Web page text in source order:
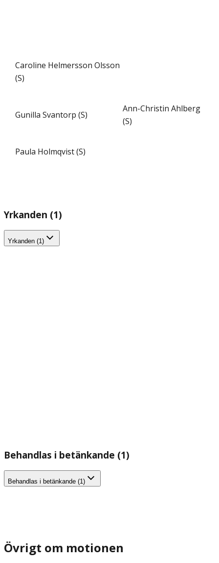
Caroline Helmersson Olsson
(S)
Gunilla Svantorp (S)
Ann-Christin Ahlberg
(S)
Paula Holmqvist (S)
Yrkanden (1)
Yrkanden (1)
Behandlas i betänkande (1)
Behandlas i betänkande (1)
Övrigt om motionen